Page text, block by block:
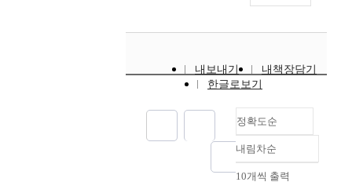
내보내기
내책장담기
한글로보기
정확도순
정확도
순
내림차순
10개씩 출력